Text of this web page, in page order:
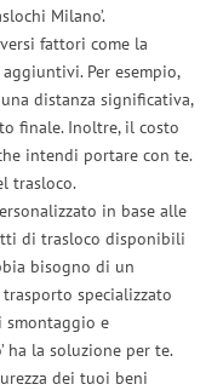
Milano’.
fattori come la
Per esempio,
distanza significativa,
finale. Inoltre, il costo
intendi portare con te.
trasloco.
in base alle
di trasloco disponibili
bisogno di un
specializzato
e
ha la soluzione per te.
dei tuoi beni